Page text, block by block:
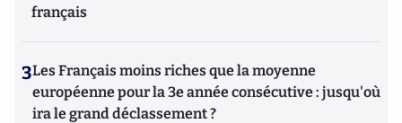
français
3Les Français moins riches que la moyenne
européenne pour la 3e année consécutive : jusqu'où
ira le grand déclassement ?